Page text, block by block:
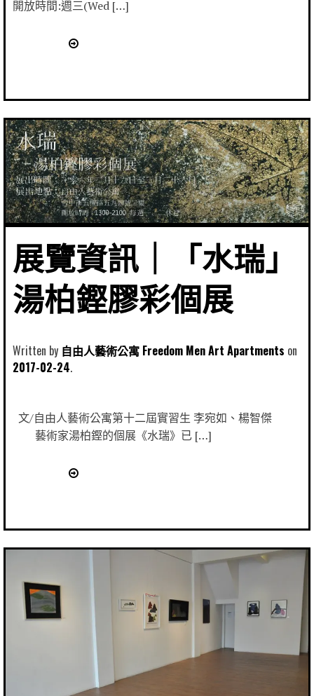
開放時間:週三(Wed […]
展覽資訊｜「水瑞」
湯柏鏗膠彩個展
Written by 自由人藝術公寓 Freedom Men Art Apartments
2017-02-24
文/自由人藝術公寓第十二屆實習生 李宛如、楊智傑
藝術家湯柏鏗的個展《水瑞》已 […]